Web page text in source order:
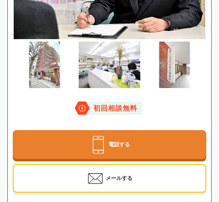
初回相談無料
電話する
メールする